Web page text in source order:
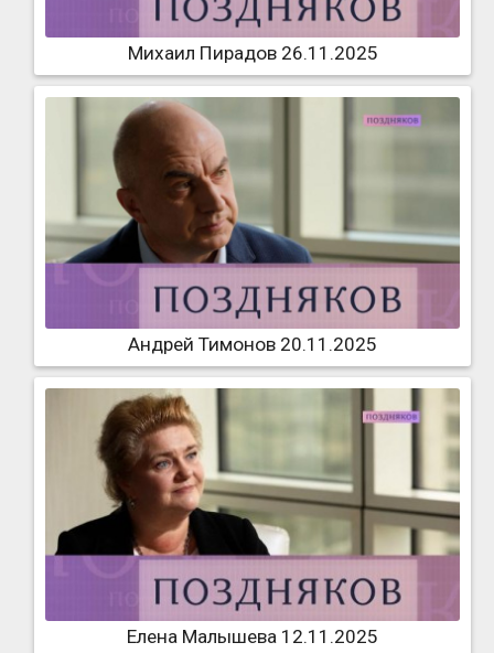
Михаил Пирадов 26.11.2025
Андрей Тимонов 20.11.2025
Елена Малышева 12.11.2025